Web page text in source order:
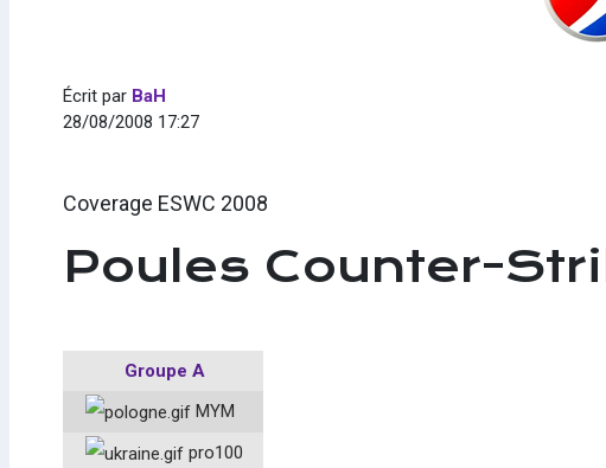
Écrit par BaH
28/08/2008 17:27
Coverage ESWC 2008
Poules Counter-
Groupe A
MYM
pro100